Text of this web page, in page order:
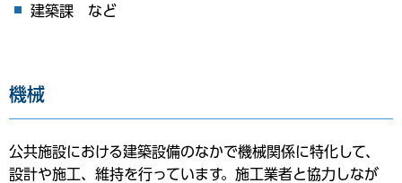
建築課 など
機械
公共施設における建築設備のなかで機械関係に特化して、
設計や施工、維持を行っています。施工業者と協力しなが